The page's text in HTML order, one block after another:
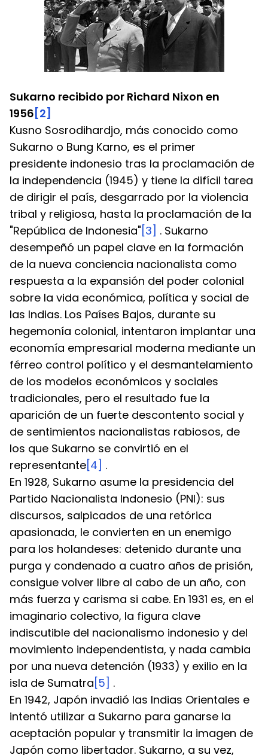
Sukarno recibido por Richard Nixon en
1956 [2]
Kusno Sosrodihardjo, más conocido como
Sukarno o Bung Karno, es el primer
presidente indonesio tras la proclamación de
la independencia (1945) y tiene la difícil tarea
de dirigir el país, desgarrado por la violencia
tribal y religiosa, hasta la proclamación de la
"República de Indonesia" [3] . Sukarno
desempeñó un papel clave en la formación
de la nueva conciencia nacionalista como
respuesta a la expansión del poder colonial
sobre la vida económica, política y social de
las Indias. Los Países Bajos, durante su
hegemonía colonial, intentaron implantar una
economía empresarial moderna mediante un
férreo control político y el desmantelamiento
de los modelos económicos y sociales
tradicionales, pero el resultado fue la
aparición de un fuerte descontento social y
de sentimientos nacionalistas rabiosos, de
los que Sukarno se convirtió en el
representante[4] .
En 1928, Sukarno asume la presidencia del
Partido Nacionalista Indonesio (PNI): sus
discursos, salpicados de una retórica
apasionada, le convierten en un enemigo
para los holandeses: detenido durante una
purga y condenado a cuatro años de prisión,
consigue volver libre al cabo de un año, con
más fuerza y carisma si cabe. En 1931 es, en el
imaginario colectivo, la figura clave
indiscutible del nacionalismo indonesio y del
movimiento independentista, y nada cambia
por una nueva detención (1933) y exilio en la
isla de Sumatra [5] .
En 1942, Japón invadió las Indias Orientales e
intentó utilizar a Sukarno para ganarse la
aceptación popular y transmitir la imagen de
Japón como libertador. Sukarno, a su vez,